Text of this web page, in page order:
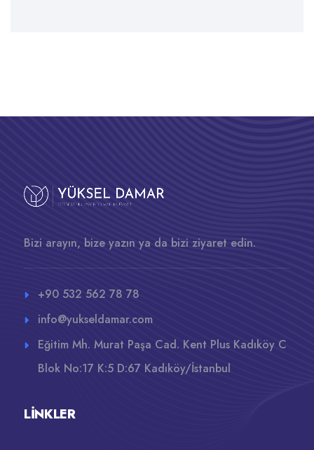
Bizi arayın, bize yazın ya da bizi ziyaret edin.
+90 532 562 78 78
info@yukseldamar.com
Eğitim Mh. Murat Paşa Cad. Kent Plus Kadıköy C
Blok No:17 K:5 D:67 Kadıköy/İstanbul
LINKLER